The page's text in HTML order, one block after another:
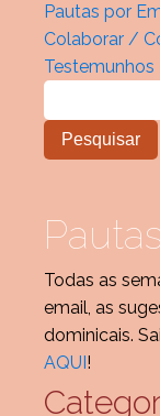
Pautas por
Colaborar /
Testemunhos
Todas as
email, as
dominicais.
AQUI !